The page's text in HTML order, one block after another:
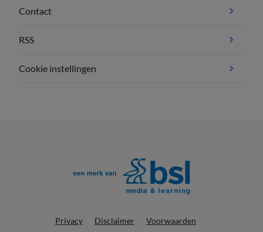
Contact
RSS
Cookie instellingen
Privacy Disclaimer Voorwaarden